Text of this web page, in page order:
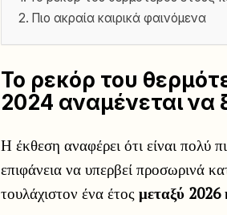
Πιο ακραία καιρικά φαινόμενα
Το ρεκόρ του
2024 αναμένεται να
Η έκθεση αναφέρει ότι είναι πολύ
επιφάνεια να υπερβεί προσωρινά
τουλάχιστον ένα έτος μεταξύ 2026